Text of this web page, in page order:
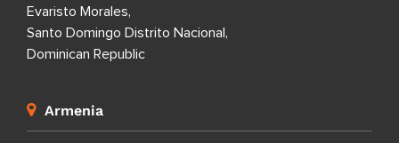
Evaristo Morales,
Santo Domingo Distrito Nacional,
Dominican Republic
Armenia